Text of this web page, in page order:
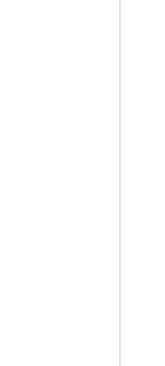
작은
남에
상대
끝까
우리
사소